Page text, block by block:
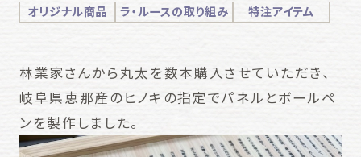
オリジナル商品 ラ・ルースの取り組み 特注アイテム
林業家さんから丸太を数本購入させていただき、
岐阜県恵那産のヒノキの指定でパネルとボールペ
ンを製作しました。